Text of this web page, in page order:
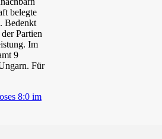
belegte
Bedenkt
Partien
Im
9
Für
8:0 im